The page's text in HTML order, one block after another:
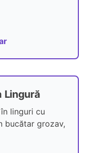
Lingură
linguri cu
bucătar grozav,